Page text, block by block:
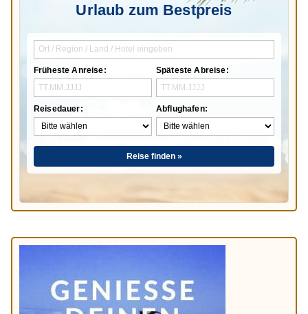
Urlaub zum Bestpreis
Früheste Anreise:
Reisedauer:
Späteste Abreise:
Abflughafen:
Reise finden »